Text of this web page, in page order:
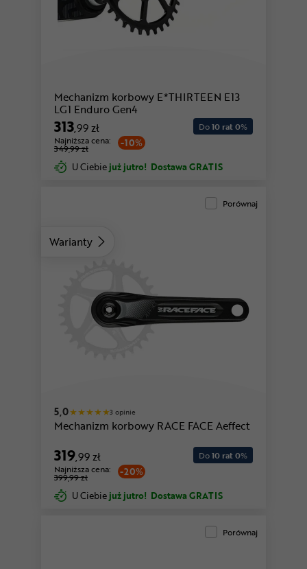
Mechanizm korbowy E*THIRTEEN E13
LG1 Enduro Gen4
313,99 zł
-10%
Najniższa cena:
349,99 zł
Do10 rat 0%
U Ciebie już jutro! Dostawa GRATIS
Warianty
Porównaj
5,0 3 opinie
Mechanizm korbowy RACE FACE Aeffect
319,99 zł
-20%
Najniższa cena:
399,99 zł
Do10 rat 0%
U Ciebie już jutro! Dostawa GRATIS
Porównaj